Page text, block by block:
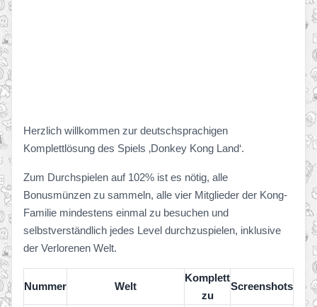
Herzlich willkommen zur deutschsprachigen
Komplettlösung des Spiels ‚Donkey Kong Land‘.
Zum Durchspielen auf 102% ist es nötig, alle
Bonusmünzen zu sammeln, alle vier Mitglieder der Kong-
Familie mindestens einmal zu besuchen und
selbstverständlich jedes Level durchzuspielen, inklusive
der Verlorenen Welt.
Nummer Welt
Komplett
zu
Screenshots